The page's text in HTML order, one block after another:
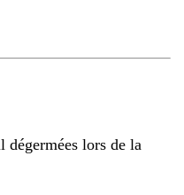
dégermées lors de la